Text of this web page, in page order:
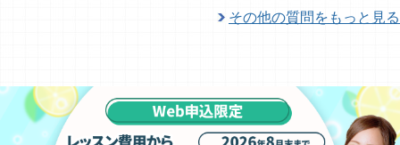
その他の質問をもっと見る